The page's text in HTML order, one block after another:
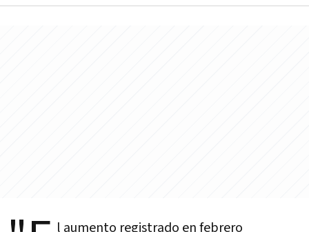
l aumento registrado en febrero